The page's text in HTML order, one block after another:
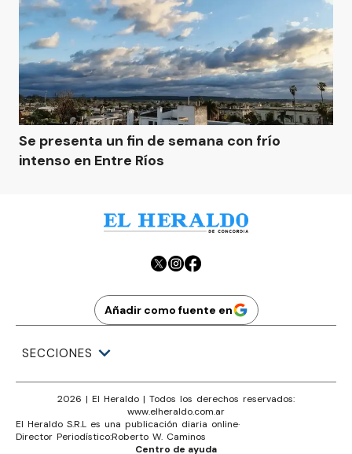
Se presenta un fin de semana con frío
intenso en Entre Ríos
Añadir como fuente en
SECCIONES
2026 | El Heraldo | Todos los derechos reservados:
www.elheraldo.com.ar
El Heraldo S.R.L es una publicación diaria online·
Director Periodístico:Roberto W. Caminos
Centro de ayuda